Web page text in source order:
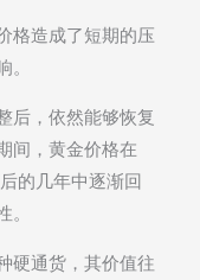
格造成了短期的压
后，依然能够恢复
间，黄金价格在
的几年中逐渐回
硬通货，其价值往